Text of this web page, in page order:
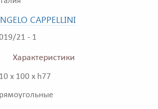
CAPPELLINI
21 - 1
Характеристики
x 100 x h77